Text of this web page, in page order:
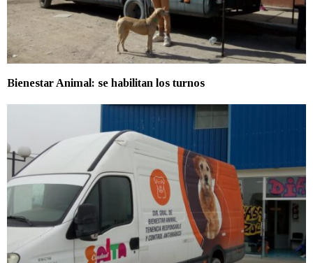
Bienestar Animal: se habilitan los turnos